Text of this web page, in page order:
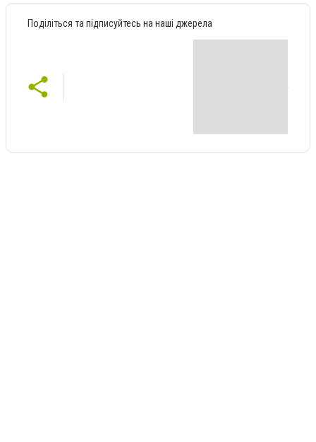
Поділіться та підписуйтесь на наші джерела